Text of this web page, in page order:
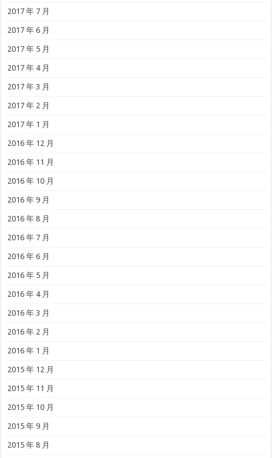
2017 年 7 月
2017 年 6 月
2017 年 5 月
2017 年 4 月
2017 年 3 月
2017 年 2 月
2017 年 1 月
2016 年 12 月
2016 年 11 月
2016 年 10 月
2016 年 9 月
2016 年 8 月
2016 年 7 月
2016 年 6 月
2016 年 5 月
2016 年 4 月
2016 年 3 月
2016 年 2 月
2016 年 1 月
2015 年 12 月
2015 年 11 月
2015 年 10 月
2015 年 9 月
2015 年 8 月